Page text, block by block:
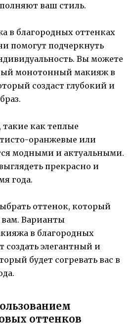
ваш стиль.
в благородных оттенках
помогут подчеркнуть
Вы можете
монотонный макияж в
создаст глубокий и
как теплые
оранжевые или
модными и актуальными.
прекрасно и
года.
оттенок, который
Варианты
в благородных
создать элегантный и
будет согревать вас в
оттенков